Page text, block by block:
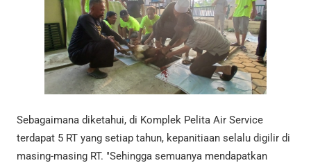
Sebagaimana diketahui, di Komplek Pelita Air Service
terdapat 5 RT yang setiap tahun, kepanitiaan selalu digilir di
masing-masing RT. "Sehingga semuanya mendapatkan